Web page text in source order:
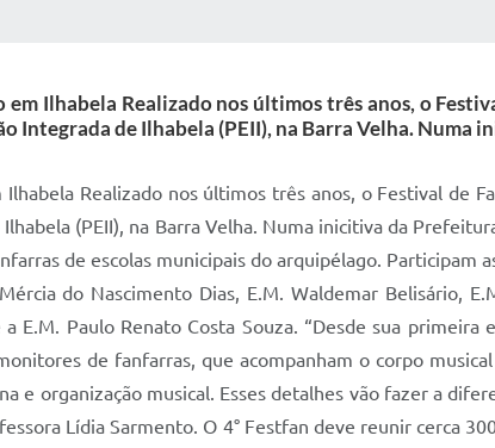
Ilhabela Realizado nos últimos três anos, o
Integrada de Ilhabela (PEII), na Barra Velha.
Realizado nos últimos três anos, o Festival de
(PEII), na Barra Velha. Numa inicitiva da
de escolas municipais do arquipélago. Participam
do Nascimento Dias, E.M. Waldemar Belisário,
E.M. Paulo Renato Costa Souza. “Desde sua primeira
de fanfarras, que acompanham o corpo
e organização musical. Esses detalhes vão fazer a
Lídia Sarmento. O 4° Festfan deve reunir cerca